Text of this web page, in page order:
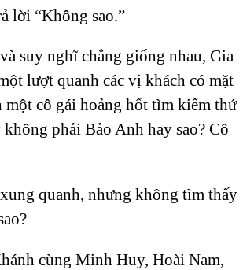
lời “Không sao.”
suy nghĩ chẳng giống nhau, Gia
lượt quanh các vị khách có mặt
một cô gái hoảng hốt tìm kiếm thứ
phải Bảo Anh hay sao? Cô
quanh, nhưng không tìm thấy
cùng Minh Huy, Hoài Nam,